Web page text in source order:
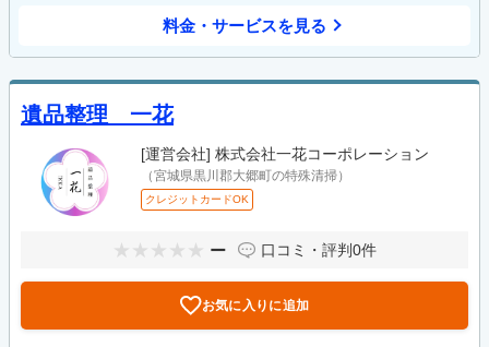
料金・サービスを見る
遺品整理 一花
[運営会社] 株式会社一花コーポレーション
（宮城県黒川郡大郷町の特殊清掃）
クレジットカードOK
ー 口コミ・評判0件
お気に入りに追加